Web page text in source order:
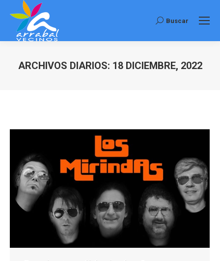
Buscar:
Buscar
ARCHIVOS DIARIOS: 18 DICIEMBRE, 2022